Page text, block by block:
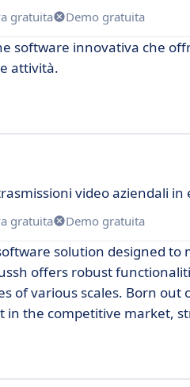
gratuita Demo gratuita
software innovativa che
attività.
video aziendali
gratuita Demo gratuita
solution designed
offers robust
of various scales. Born
in the competitive market,